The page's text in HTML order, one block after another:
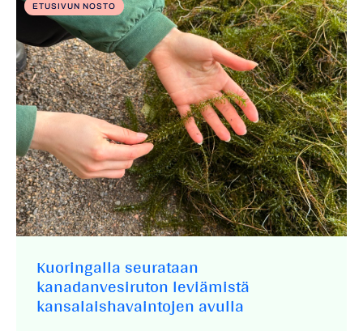
ETUSIVUN NOSTO
Kuoringalla seurataan
kanadanvesiruton leviämistä
kansalaishavaintojen avulla